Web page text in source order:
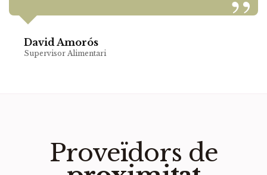
David Amorós
Supervisor Alimentari
Proveïdors de